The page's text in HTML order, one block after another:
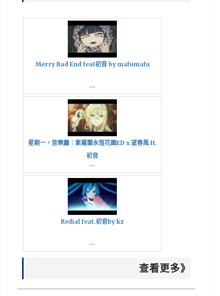
Merry Bad End feat初音 by mafumafu
...
星期一，音樂廳：紫羅蘭永恆花園ED x 望春風 ft.
初音
...
Redial feat.初音by kz
...
查看更多》